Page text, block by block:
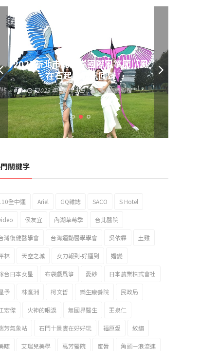
黃偉哲發放武聖夜市加碼夜市消費
券 呼籲做好登革熱防疫
2023 年 9 月 23 日 編輯:總編輯
關鍵字
全中運 Ariel GQ雜誌 SACO S Hotel
侯友宜 內湖草莓季 台北醫院
灣復健醫學會 台灣運動醫學學會 吳依霖 土雞
林 天空之城 女力報到-好運到 婚變
台日本女星 布袋戲風箏 愛紗 日本農業株式會社
予 林瀛洲 柯文哲 樂生療養院 民政局
宏傑 火神的眼淚 無國界醫生 王泉仁
芳氣象站 石門十景實在好好玩 福原愛 紋繡
睫 艾瑞兒美學 萬芳醫院 蜜唇 角頭－浪流連